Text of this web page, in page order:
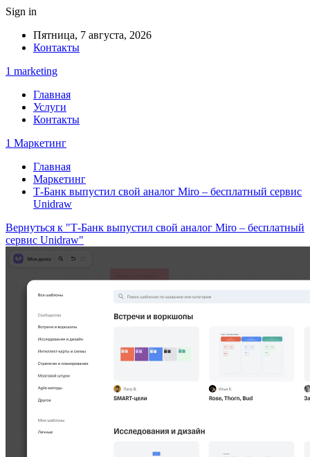
Sign in
Пятница, 7 августа, 2026
Контакты
1 marketing
Главная
Услуги
Контакты
1 Маркетинг
Главная
Маркетинг
Т-Банк выпустил свой аналог Miro – бесплатный сервис
Unidraw
Вернуться к "Т-Банк выпустил свой аналог Miro – бесплатный
сервис Unidraw"